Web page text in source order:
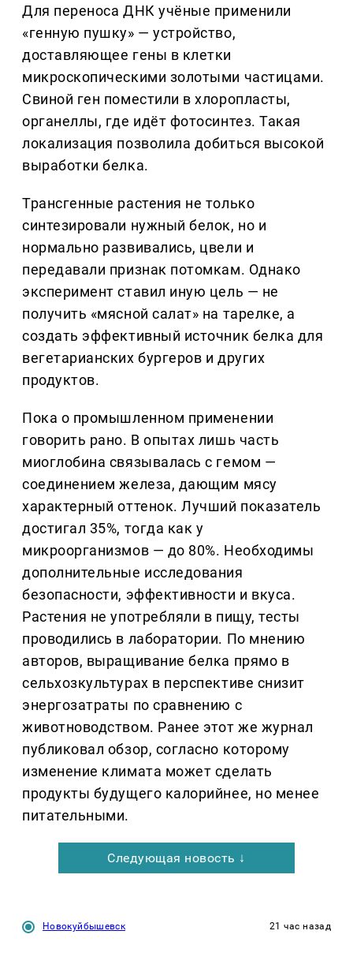
Для переноса ДНК учёные применили
«генную пушку» — устройство,
доставляющее гены в клетки
микроскопическими золотыми частицами.
Свиной ген поместили в хлоропласты,
органеллы, где идёт фотосинтез. Такая
локализация позволила добиться высокой
выработки белка.
Трансгенные растения не только
синтезировали нужный белок, но и
нормально развивались, цвели и
передавали признак потомкам. Однако
эксперимент ставил иную цель — не
получить «мясной салат» на тарелке, а
создать эффективный источник белка для
вегетарианских бургеров и других
продуктов.
Пока о промышленном применении
говорить рано. В опытах лишь часть
миоглобина связывалась с гемом —
соединением железа, дающим мясу
характерный оттенок. Лучший показатель
достигал 35%, тогда как у
микроорганизмов — до 80%. Необходимы
дополнительные исследования
безопасности, эффективности и вкуса.
Растения не употребляли в пищу, тесты
проводились в лаборатории. По мнению
авторов, выращивание белка прямо в
сельхозкультурах в перспективе снизит
энергозатраты по сравнению с
животноводством. Ранее этот же журнал
публиковал обзор, согласно которому
изменение климата может сделать
продукты будущего калорийнее, но менее
питательными.
Следующая новость ↓
Новокуйбышевск 21 час назад